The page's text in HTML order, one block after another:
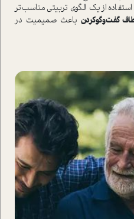
از یک الگوی تربیتی مناسب‌تر
گفت‌وگو‌کردن باعث صمیمیت در